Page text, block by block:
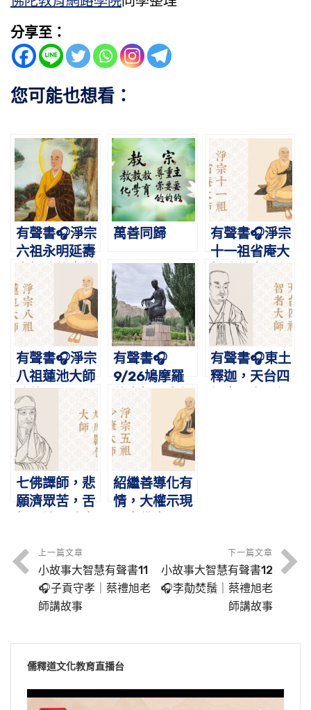
分享至：
您可能也想看：
有聲書🎧淨宗
六祖永明延壽
善莊嚴淨土
萬善同歸
有聲書🎧淨宗
十一祖省庵大
師略傳｜行在
梵網，志在西
方
有聲書🎧淨宗
八祖蓮池大師
略傳
有聲書🎧
9/26鳩摩羅
什大師圓寂紀
念日
有聲書🎧東土
釋迦，天台四
七佛譯師，悲
願濟眾苦，舌
9/22鳩摩羅
什大師圓寂紀
念日
紹繼善導化有
情，大權示現
日
上一篇文章
小故事大智慧有聲書11
🎧子貢守孝｜蔡禮旭老
師講故事
下一篇文章
小故事大智慧有聲書12
🎧李勣焚鬚｜蔡禮旭老
師講故事
儒釋道文化教育直播台